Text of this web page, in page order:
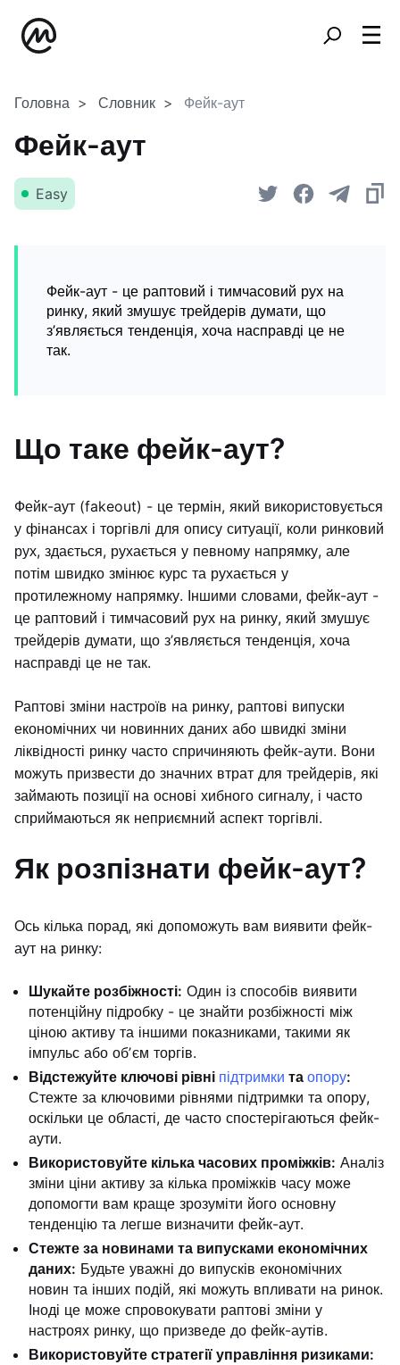
Головна Словник Фейк-аут
Фейк-аут
Easy
Фейк-аут - це раптовий і тимчасовий рух на
ринку, який змушує трейдерів думати, що
з’являється тенденція, хоча насправді це не
так.
Що таке фейк-аут?
Фейк-аут (fakeout) - це термін, який використовується
у фінансах і торгівлі для опису ситуації, коли ринковий
рух, здається, рухається у певному напрямку, але
потім швидко змінює курс та рухається у
протилежному напрямку. Іншими словами, фейк-аут -
це раптовий і тимчасовий рух на ринку, який змушує
трейдерів думати, що з’являється тенденція, хоча
насправді це не так.
Раптові зміни настроїв на ринку, раптові випуски
економічних чи новинних даних або швидкі зміни
ліквідності ринку часто спричиняють фейк-аути. Вони
можуть призвести до значних втрат для трейдерів, які
займають позиції на основі хибного сигналу, і часто
сприймаються як неприємний аспект торгівлі.
Як розпізнати фейк-аут?
Ось кілька порад, які допоможуть вам виявити фейк-
аут на ринку:
Шукайте розбіжності: Один із способів виявити
потенційну підробку - це знайти розбіжності між
ціною активу та іншими показниками, такими як
імпульс або обʼєм торгів.
Відстежуйте ключові рівні підтримки та опору:
Стежте за ключовими рівнями підтримки та опору,
оскільки це області, де часто спостерігаються фейк-
аути.
Використовуйте кілька часових проміжків: Аналіз
зміни ціни активу за кілька проміжків часу може
допомогти вам краще зрозуміти його основну
тенденцію та легше визначити фейк-аут.
Стежте за новинами та випусками економічних
даних: Будьте уважні до випусків економічних
новин та інших подій, які можуть впливати на ринок.
Іноді це може спровокувати раптові зміни у
настроях ринку, що призведе до фейк-аутів.
Використовуйте стратегії управління ризиками: